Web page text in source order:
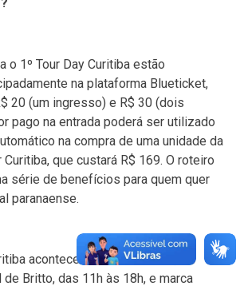
o 1º Tour Day Curitiba estão
na plataforma Blueticket,
20 (um ingresso) e R$ 30 (dois
pago na entrada poderá ser utilizado
na compra de uma unidade da
Curitiba, que custará R$ 169. O roteiro
série de benefícios para quem quer
paranaense.
acontece no dia 9 de maio, no
Britto, das 11h às 18h, e marca